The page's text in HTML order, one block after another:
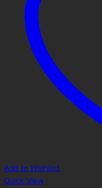
Add to Wishlist
Quick View